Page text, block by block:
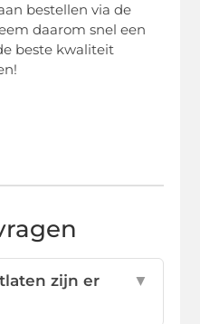
bestellen via de
daarom snel een
beste kwaliteit
zijn er
▼